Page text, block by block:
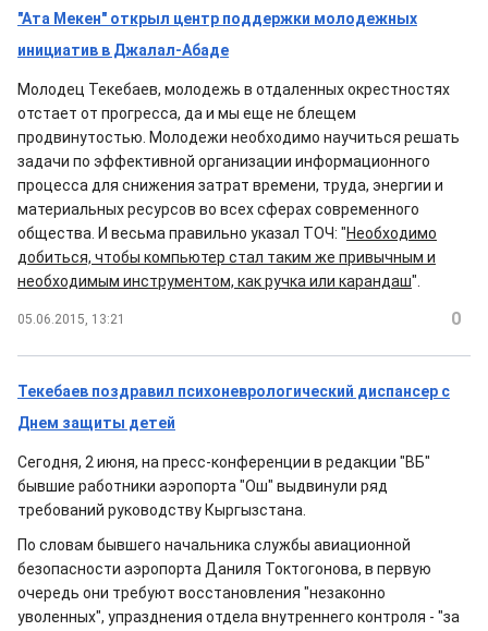
"Ата Мекен" открыл центр поддержки молодежных
инициатив в Джалал-Абаде
Молодец Текебаев, молодежь в отдаленных окрестностях
отстает от прогресса, да и мы еще не блещем
продвинутостью. Молодежи необходимо научиться решать
задачи по эффективной организации информационного
процесса для снижения затрат времени, труда, энергии и
материальных ресурсов во всех сферах современного
общества. И весьма правильно указал ТОЧ: "Необходимо
добиться, чтобы компьютер стал таким же привычным и
необходимым инструментом, как ручка или карандаш".
05.06.2015, 13:21 0
Текебаев поздравил психоневрологический диспансер с
Днем защиты детей
Сегодня, 2 июня, на пресс-конференции в редакции "ВБ"
бывшие работники аэропорта "Ош" выдвинули ряд
требований руководству Кыргызстана.
По словам бывшего начальника службы авиационной
безопасности аэропорта Даниля Токтогонова, в первую
очередь они требуют восстановления "незаконно
уволенных", упразднения отдела внутреннего контроля - "за